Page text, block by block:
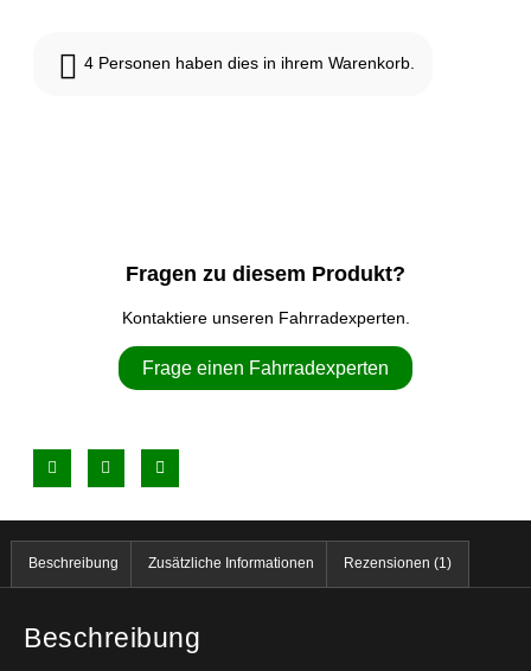
4 Personen haben dies in ihrem Warenkorb.
Fragen zu diesem Produkt?
Kontaktiere unseren Fahrradexperten.
Frage einen Fahrradexperten
Beschreibung Zusätzliche Informationen Rezensionen (1)
Beschreibung